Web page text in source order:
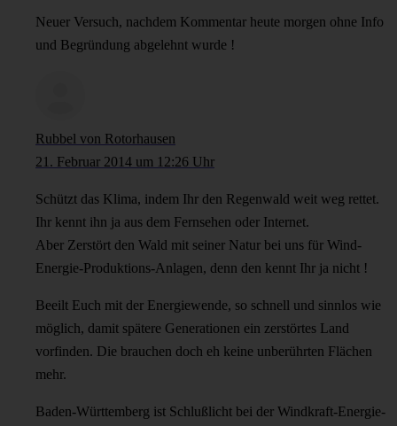
Neuer Versuch, nachdem Kommentar heute morgen ohne Info
und Begründung abgelehnt wurde !
Rubbel von Rotorhausen
21. Februar 2014 um 12:26 Uhr
Schützt das Klima, indem Ihr den Regenwald weit weg rettet.
Ihr kennt ihn ja aus dem Fernsehen oder Internet.
Aber Zerstört den Wald mit seiner Natur bei uns für Wind-
Energie-Produktions-Anlagen, denn den kennt Ihr ja nicht !
Beeilt Euch mit der Energiewende, so schnell und sinnlos wie
möglich, damit spätere Generationen ein zerstörtes Land
vorfinden. Die brauchen doch eh keine unberührten Flächen
mehr.
Baden-Württemberg ist Schlußlicht bei der Windkraft-Energie-